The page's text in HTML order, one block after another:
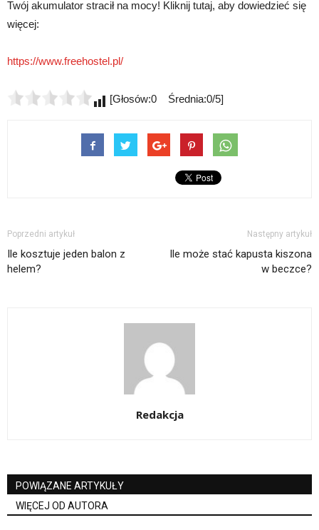
Twój akumulator stracił na mocy! Kliknij tutaj, aby dowiedzieć się
więcej:
https://www.freehostel.pl/
[Głosów:0 Średnia:0/5]
Poprzedni artykuł
Ile kosztuje jeden balon z
helem?
Następny artykuł
Ile może stać kapusta kiszona
w beczce?
Redakcja
POWIĄZANE ARTYKUŁY
WIĘCEJ OD AUTORA